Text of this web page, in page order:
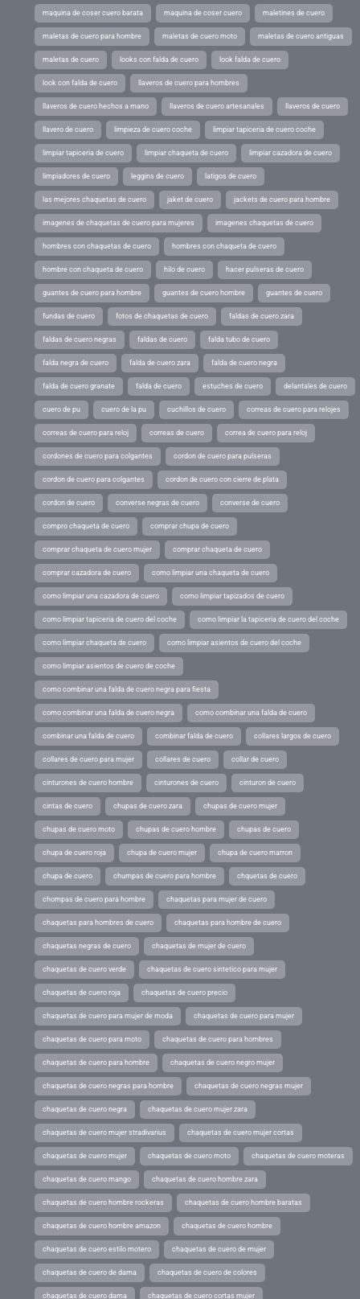
maquina de coser cuero barata maquina de coser cuero maletines de cuero
maletas de cuero para hombre maletas de cuero moto maletas de cuero antiguas
maletas de cuero looks con falda de cuero look falda de cuero
look con falda de cuero llaveros de cuero para hombres
llaveros de cuero hechos a mano llaveros de cuero artesanales llaveros de cuero
llavero de cuero limpieza de cuero coche limpiar tapiceria de cuero coche
limpiar tapiceria de cuero limpiar chaqueta de cuero limpiar cazadora de cuero
limpiadores de cuero leggins de cuero latigos de cuero
las mejores chaquetas de cuero jaket de cuero jackets de cuero para hombre
imagenes de chaquetas de cuero para mujeres imagenes chaquetas de cuero
hombres con chaquetas de cuero hombres con chaqueta de cuero
hombre con chaqueta de cuero hilo de cuero hacer pulseras de cuero
guantes de cuero para hombre guantes de cuero hombre guantes de cuero
fundas de cuero fotos de chaquetas de cuero faldas de cuero zara
faldas de cuero negras faldas de cuero falda tubo de cuero
falda negra de cuero falda de cuero zara falda de cuero negra
falda de cuero granate falda de cuero estuches de cuero delantales de cuero
cuero de pu cuero de la pu cuchillos de cuero correas de cuero para relojes
correas de cuero para reloj correas de cuero correa de cuero para reloj
cordones de cuero para colgantes cordon de cuero para pulseras
cordon de cuero para colgantes cordon de cuero con cierre de plata
cordon de cuero converse negras de cuero converse de cuero
compro chaqueta de cuero comprar chupa de cuero
comprar chaqueta de cuero mujer comprar chaqueta de cuero
comprar cazadora de cuero como limpiar una chaqueta de cuero
como limpiar una cazadora de cuero como limpiar tapizados de cuero
como limpiar tapiceria de cuero del coche como limpiar la tapiceria de cuero del coche
como limpiar chaqueta de cuero como limpiar asientos de cuero del coche
como limpiar asientos de cuero de coche
como combinar una falda de cuero negra para fiesta
como combinar una falda de cuero negra como combinar una falda de cuero
combinar una falda de cuero combinar falda de cuero collares largos de cuero
collares de cuero para mujer collares de cuero collar de cuero
cinturones de cuero hombre cinturones de cuero cinturon de cuero
cintas de cuero chupas de cuero zara chupas de cuero mujer
chupas de cuero moto chupas de cuero hombre chupas de cuero
chupa de cuero roja chupa de cuero mujer chupa de cuero marron
chupa de cuero chumpas de cuero para hombre chquetas de cuero
chompas de cuero para hombre chaquetas para mujer de cuero
chaquetas para hombres de cuero chaquetas para hombre de cuero
chaquetas negras de cuero chaquetas de mujer de cuero
chaquetas de cuero verde chaquetas de cuero sintetico para mujer
chaquetas de cuero roja chaquetas de cuero precio
chaquetas de cuero para mujer de moda chaquetas de cuero para mujer
chaquetas de cuero para moto chaquetas de cuero para hombres
chaquetas de cuero para hombre chaquetas de cuero negro mujer
chaquetas de cuero negras para hombre chaquetas de cuero negras mujer
chaquetas de cuero negra chaquetas de cuero mujer zara
chaquetas de cuero mujer stradivarius chaquetas de cuero mujer cortas
chaquetas de cuero mujer chaquetas de cuero moto chaquetas de cuero moteras
chaquetas de cuero mango chaquetas de cuero hombre zara
chaquetas de cuero hombre rockeras chaquetas de cuero hombre baratas
chaquetas de cuero hombre amazon chaquetas de cuero hombre
chaquetas de cuero estilo motero chaquetas de cuero de mujer
chaquetas de cuero de dama chaquetas de cuero de colores
chaquetas de cuero dama chaquetas de cuero cortas mujer